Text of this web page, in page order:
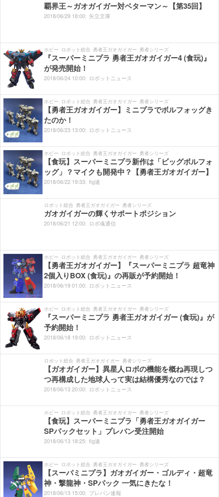
覇界王～ガオガイガー対ベターマン～【第35回】
2018/06/29 18:00: 矢立文庫
ホビー ロボット総合 勇者王ガオガイガー 勇者シリーズ
『スーパーミニプラ 勇者王ガオガイガー4 (食玩)』
が発売開始！
2018/06/24 10:00: ロボットニュース
ホビー ロボット総合 勇者王ガオガイガー 勇者シリーズ
【勇者王ガオガイガー】ミニプラでボルフォッグき
たのか！
2018/06/23 13:00: ロボットニュース
ホビー ロボット総合 勇者王ガオガイガー 勇者シリーズ
【食玩】スーパーミニプラ新作は「ビッグボルフォ
ッグ」？マイクも開発中？【勇者王ガオガイガー】
2018/06/22 19:33: fig速
ロボット総合 勇者王ガオガイガー 勇者シリーズ
ガオガイガーの輝くサポートポジション
2018/06/21 12:00: ロボ魂通信
ホビー ロボット総合 勇者王ガオガイガー 勇者シリーズ
【勇者王ガオガイガー】『スーパーミニプラ 超竜神
2個入りBOX (食玩)』の再販が予約開始！
2018/06/1901:00: ロボットニュース
ホビー ロボット総合 勇者王ガオガイガー 勇者シリーズ
『スーパーミニプラ 勇者王ガオガイガー (食玩)』が
予約開始！
2018/06/18 19:00: ロボットニュース
ロボット総合 勇者王ガオガイガー 勇者シリーズ
【ガオガイガー】異星人ロボの機能を概ね再現しつ
つ再構成した地球人って実は結構優秀なのでは？
2018/06/1320:00: ロボットニュース
ホビー ロボット総合 勇者王ガオガイガー 勇者シリーズ
【食玩】スーパーミニプラ「勇者王ガオガイガー
SPパックセット」プレバン受注開始
2018/06/13 18:25: fig速
ホビー ロボット総合 勇者王ガオガイガー 勇者シリーズ
【スーパミニプラ】ガオガイガー・ゴルディ・超竜
神・撃龍神・SPパック 一気にきたな！
2018/06/13 15:00: プレバン速報